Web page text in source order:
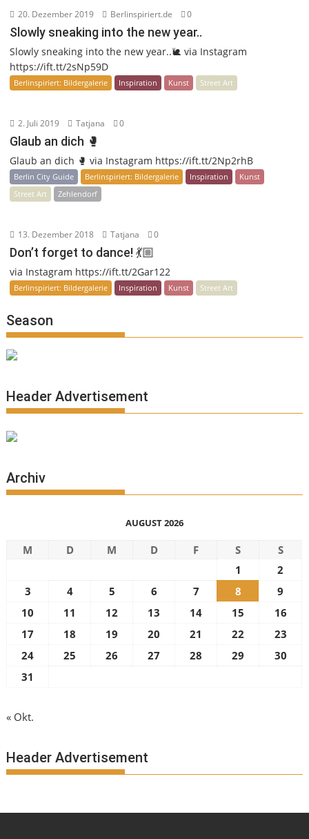
20. Dezember 2019 Berlinspiriert.de 0
Slowly sneaking into the new year..
Slowly sneaking into the new year..🐌 via Instagram
https://ift.tt/2sNp59D
Berlinspiriert: Bildergalerie Inspiration Kunst Street Art
2. Juli 2019 Tatjana 0
Glaub an dich 🥊
Glaub an dich 🥊 via Instagram https://ift.tt/2Np2rhB
Berlin City Guide Berlinspiriert: Bildergalerie Inspiration
Kunst
Street Art
Zehlendorf
13. Dezember 2018 Tatjana 0
Don’t forget to dance! 💃🏼
via Instagram https://ift.tt/2Gar122
Berlinspiriert: Bildergalerie Inspiration Kunst Street Art
Season
Header Advertisement
Archiv
AUGUST 2026
M D M D F S
S
1
2
3
4 5 6 7 8
9
10
11 12 13 14 15
16
17
18 19 20 21 22
23
24
25 26 27 28 29
30
31
« Okt.
Header Advertisement